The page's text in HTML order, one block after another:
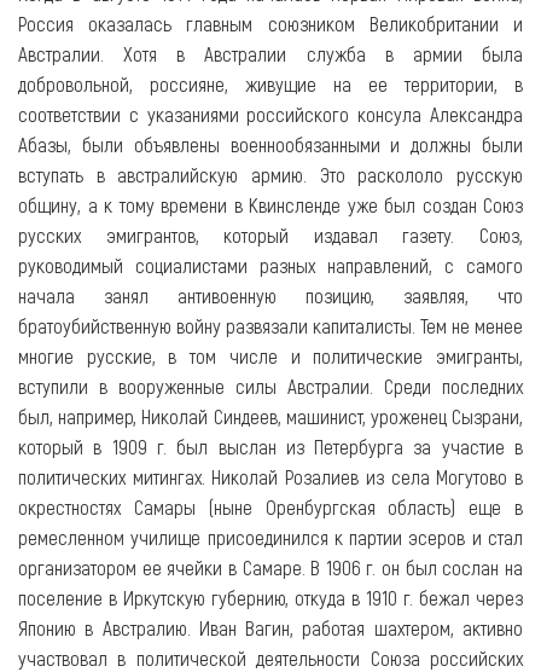
Россия оказалась главным союзником Великобритании и
Австралии. Хотя в Австралии служба в армии была
добровольной, россияне, живущие на ее территории, в
соответствии с указаниями российского консула Александра
Абазы, были объявлены военнообязанными и должны были
вступать в австралийскую армию. Это раскололо русскую
общину, а к тому времени в Квинсленде уже был создан Союз
русских эмигрантов, который издавал газету. Союз,
руководимый социалистами разных направлений, с самого
начала занял антивоенную позицию, заявляя, что
братоубийственную войну развязали капиталисты. Тем не менее
многие русские, в том числе и политические эмигранты,
вступили в вооруженные силы Австралии. Среди последних
был, например, Николай Синдеев, машинист, уроженец Сызрани,
который в 1909 г. был выслан из Петербурга за участие в
политических митингах. Николай Розалиев из села Могутово в
окрестностях Самары (ныне Оренбургская область) еще в
ремесленном училище присоединился к партии эсеров и стал
организатором ее ячейки в Самаре. В 1906 г. он был сослан на
поселение в Иркутскую губернию, откуда в 1910 г. бежал через
Японию в Австралию. Иван Вагин, работая шахтером, активно
участвовал в политической деятельности Союза российских